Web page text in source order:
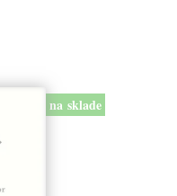
na sklade